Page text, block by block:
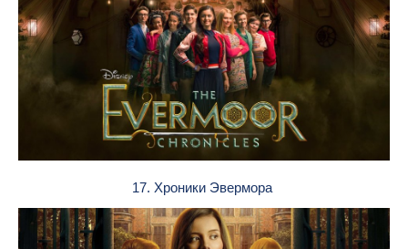
17. Хроники Эвермора